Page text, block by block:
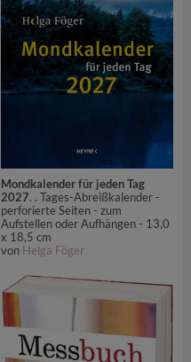
Mondkalender für jeden Tag
2027. . Tages-Abreißkalender -
perforierte Seiten - zum
Aufstellen oder Aufhängen - 13,0
x 18,5 cm
von Helga Föger